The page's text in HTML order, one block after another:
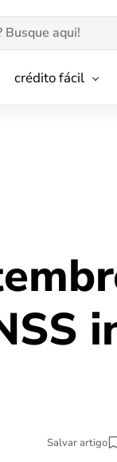
crédito fácil
Salvar artigo